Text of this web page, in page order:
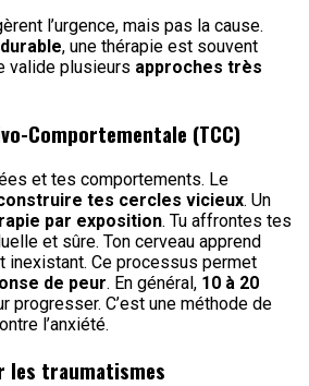
l’urgence, mais pas la cause.
, une thérapie est souvent
valide plusieurs approches très
Comportementale (TCC)
et tes comportements. Le
tes cercles vicieux. Un
par exposition. Tu affrontes tes
et sûre. Ton cerveau apprend
inexistant. Ce processus permet
de peur. En général, 10 à 20
progresser. C’est une méthode de
l’anxiété.
les traumatismes